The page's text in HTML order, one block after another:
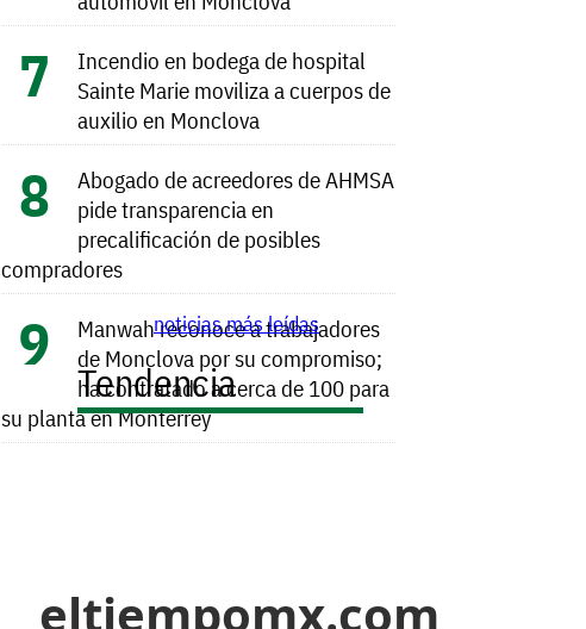
Incendio en bodega de hospital
Sainte Marie moviliza a cuerpos de
auxilio en Monclova
Abogado de acreedores de AHMSA
pide transparencia en
precalificación de posibles
compradores
Manwah reconoce a trabajadores
de Monclova por su compromiso;
ha contratado a cerca de 100 para
su planta en Monterrey
noticias más leídas
Tendencia